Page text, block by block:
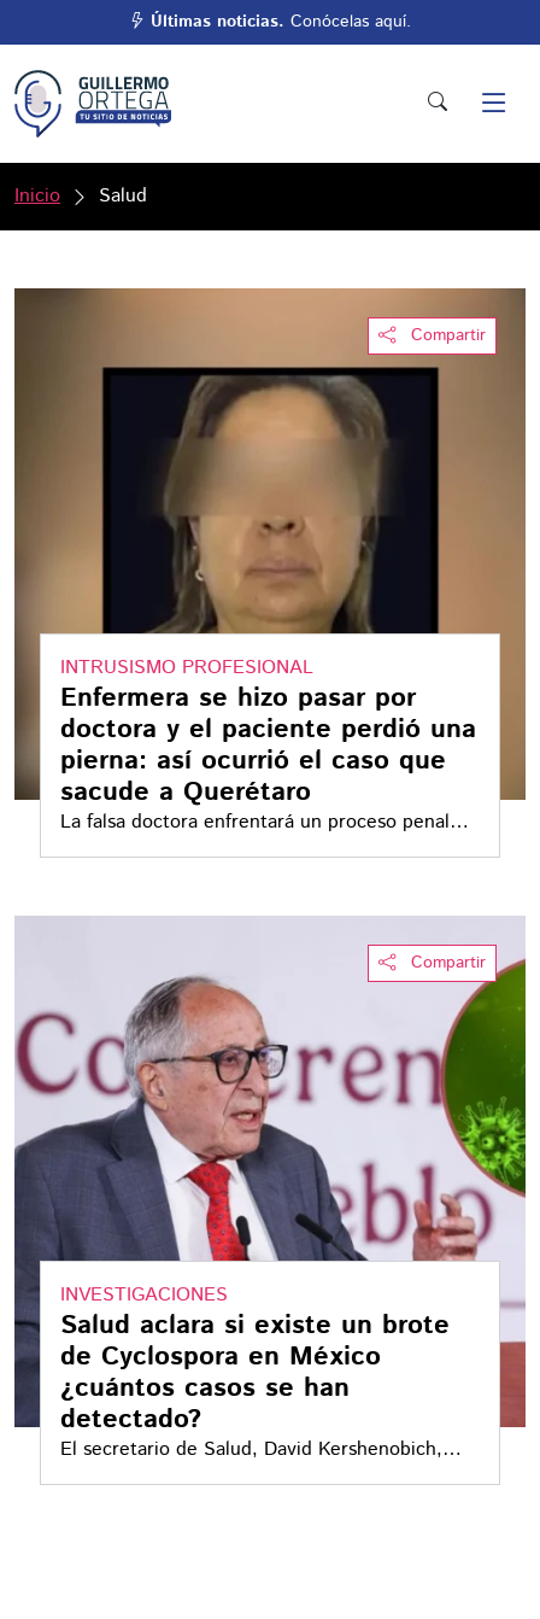
Últimas noticias. Conócelas aquí.
Inicio Salud
Compartir
INTRUSISMO PROFESIONAL
Enfermera se hizo pasar por
doctora y el paciente perdió una
pierna: así ocurrió el caso que
sacude a Querétaro
La falsa doctora enfrentará un proceso penal
por usurpación de profesiones y lesiones
Compartir
INVESTIGACIONES
Salud aclara si existe un brote
de Cyclospora en México
¿cuántos casos se han
detectado?
El secretario de Salud, David Kershenobich,
informó los avances de la investigación